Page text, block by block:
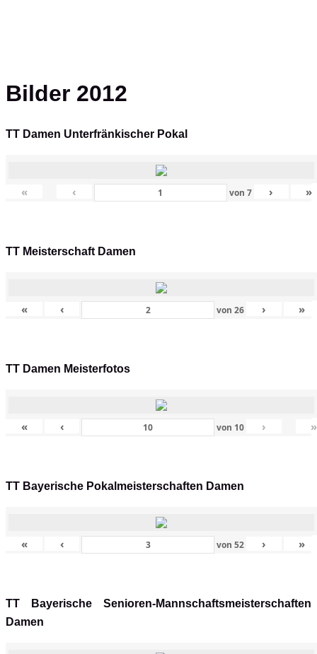
Bilder 2012
TT Damen Unterfränkischer Pokal
« ‹ von 7 › »
TT Meisterschaft Damen
« ‹ von26 › »
TT Damen Meisterfotos
« ‹ von 10 › »
TT Bayerische Pokalmeisterschaften Damen
« ‹ von52 › »
TT Bayerische Senioren-Mannschaftsmeisterschaften
Damen